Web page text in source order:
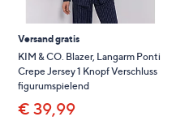
Versand gratis
KIM & CO. Blazer, Langarm Ponti
Crepe Jersey 1 Knopf Verschluss
figurumspielend
€ 39,99